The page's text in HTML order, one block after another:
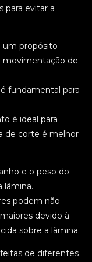
para evitar a
um propósito
movimentação de
fundamental para
é ideal para
de corte é melhor
e o peso do
lâmina.
podem não
devido à
sobre a lâmina.
de diferentes